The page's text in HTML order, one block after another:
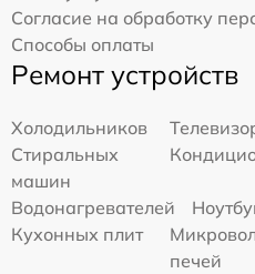
Согласие на обработку
Способы оплаты
Ремонт устройств
Холодильников
Стиральных
машин
Водонагревателей
Кухонных плит
печей